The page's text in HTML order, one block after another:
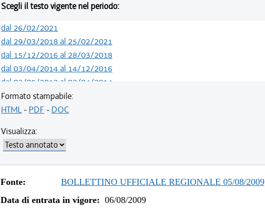
Scegli il testo vigente nel periodo:
dal 26/02/2021
dal 29/03/2018 al 25/02/2021
dal 15/12/2016 al 28/03/2018
dal 03/04/2014 al 14/12/2016
dal 03/05/2012 al 02/04/2014
dal 23/06/2011 al 02/05/2012
dal 07/04/2011 al 22/06/2011
dal 28/10/2010 al 31/12/2010
dal 08/07/2010 al 27/10/2010
dal 01/01/2010 al 07/07/2010
dal 06/08/2009 al 31/12/2009
Formato stampabile:
HTML- PDF - DOC
Visualizza:
Fonte:
BOLLETTINO UFFICIALE REGIONALE 05/08/
Data di entrata in vigore: 06/08/2009